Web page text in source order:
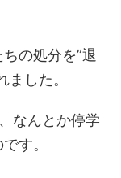
の処分を”退
した。
なんとか停学
す。